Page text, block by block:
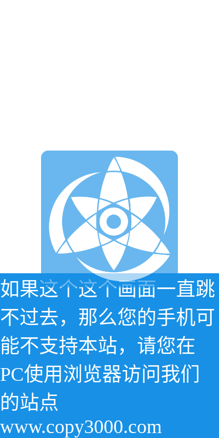
如果这个这个画面一直跳
不过去，那么您的手机可
能不支持本站，请您在
PC使用浏览器访问我们
的站点
www.copy3000.com